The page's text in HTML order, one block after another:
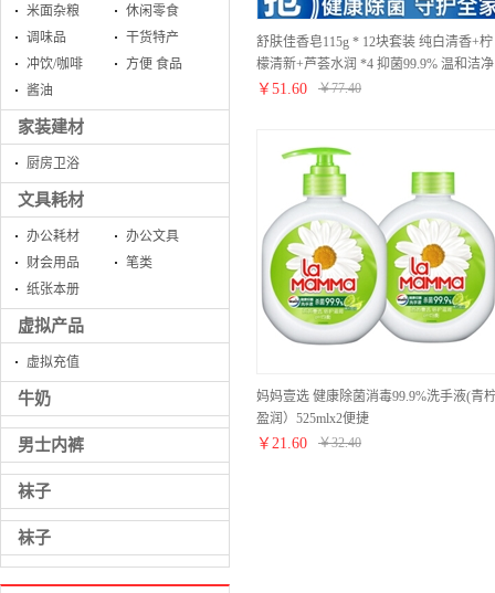
米面杂粮
休闲零食
调味品
干货特产
冲饮/咖啡
方便 食品
酱油
家装建材
厨房卫浴
文具耗材
办公耗材
办公文具
财会用品
笔类
纸张本册
虚拟产品
虚拟充值
牛奶
男士内裤
袜子
袜子
舒肤佳香皂115g * 12块套装 纯白清香+柠
檬清新+芦荟水润 *4 抑菌99.9% 温和洁净
抑菌 (新老包装随机发货)
￥ 51.60 ￥77.40
妈妈壹选 健康除菌消毒99.9%洗手液(青
盈润）525mlx2便捷
￥ 21.60 ￥32.40